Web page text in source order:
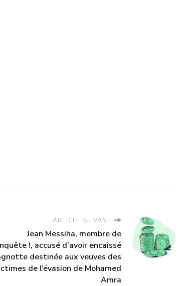
ARTICLE SUIVANT
Jean Messiha, membre de
!, accusé d’avoir encaissé
destinée aux veuves des
de l’évasion de Mohamed
Amra